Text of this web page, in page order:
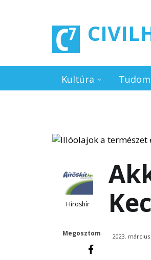
Kultúra
Híröshír
Megosztom 2023. március